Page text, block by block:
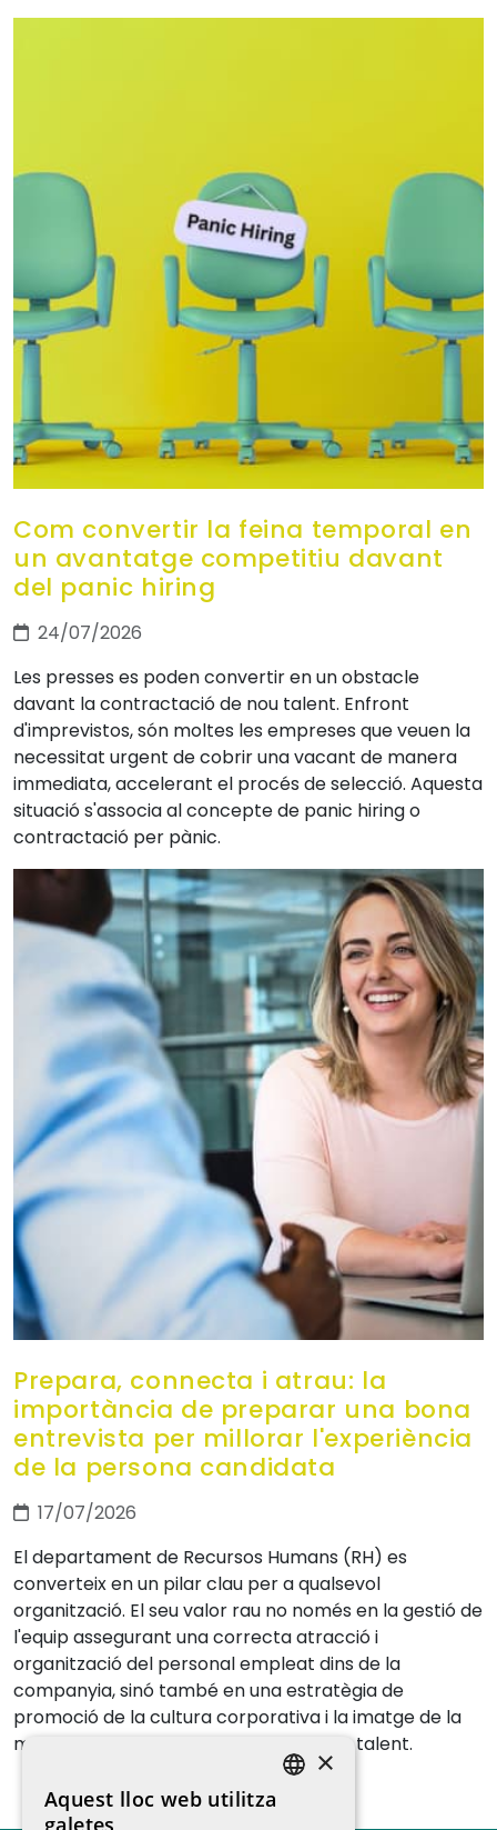
Com convertir la feina temporal en
un avantatge competitiu davant
del panic hiring
24/07/2026
Les presses es poden convertir en un obstacle
davant la contractació de nou talent. Enfront
d'imprevistos, són moltes les empreses que veuen la
necessitat urgent de cobrir una vacant de manera
immediata, accelerant el procés de selecció. Aquesta
situació s'associa al concepte de panic hiring o
contractació per pànic.
Prepara, connecta i atrau: la
importància de preparar una bona
entrevista per millorar l'experiència
de la persona candidata
17/07/2026
El departament de Recursos Humans (RH) es
converteix en un pilar clau per a qualsevol
organització. El seu valor rau no només en la gestió de
l'equip assegurant una correcta atracció i
organització del personal empleat dins de la
companyia, sinó també en una estratègia de
promoció de la cultura corporativa i la imatge de la
marca ocupadora per atraure i retenir talent.
×
Aquest lloc web utilitza
galetes